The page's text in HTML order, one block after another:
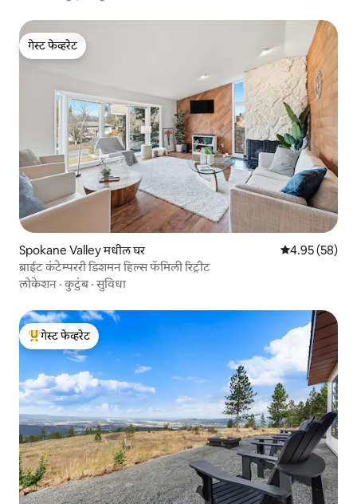
गेस्ट फेव्हरेट
गेस्ट फेव्हरेट
Spokane Valley मधील घर 5 पैकी 4.95
4.95 (58)
ब्राईट कंटेम्पररी डिशमन हिल्स फॅमिली रिट्रीट
लोकेशन ·कुटुंब·सुविधा
टॉप गेस्ट फेव्हरेट
गेस्ट फेव्हरेट